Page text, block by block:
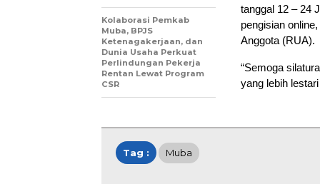
tanggal 12 – 24
pengisian
Anggota (RUA).
“Semoga
yang lebih
Kolaborasi Pemkab
Muba, BPJS
Ketenagakerjaan, dan
Dunia Usaha Perkuat
Perlindungan Pekerja
Rentan Lewat Program
CSR
Tag : Muba